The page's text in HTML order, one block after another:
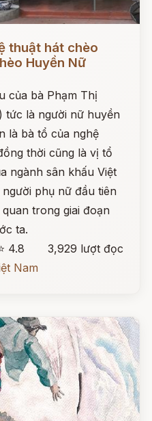
thuật hát chèo
Huyền Nữ
của bà Phạm Thị
tức là người nữ huyền
là bà tổ của nghệ
thời cũng là vị tổ
ngành sân khấu Việt
người phụ nữ đầu tiên
trong giai đoạn
ta.
4.8
3,929 lượt đọc
Nam